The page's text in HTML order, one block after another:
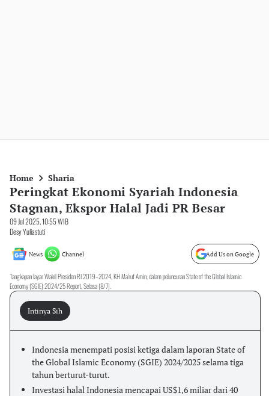
Home Sharia
Peringkat Ekonomi Syariah Indonesia
Stagnan, Ekspor Halal Jadi PR Besar
09 Jul 2025, 10:55 WIB
Desy Yuliastuti
News Channel Add Us on Google
Tangkapan layar Wakil Presiden RI 2019–2024, KH Ma’ruf Amin, dalam peluncuran State of the Global Islamic
Economy (SGIE) 2024/25 Report, Selasa (8/7).
Intinya Sih
Indonesia menempati posisi ketiga dalam laporan State of
the Global Islamic Economy (SGIE) 2024/2025 selama tiga
tahun berturut-turut.
Investasi halal Indonesia mencapai US$1,6 miliar dari 40